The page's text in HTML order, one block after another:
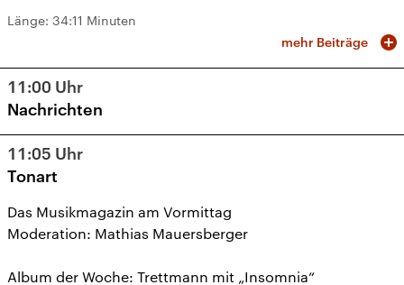
Länge: 34:11 Minuten
mehr Beiträge
11:00 Uhr
Nachrichten
11:05 Uhr
Tonart
Das Musikmagazin am Vormittag
Moderation: Mathias Mauersberger
Album der Woche: Trettmann mit „Insomnia“